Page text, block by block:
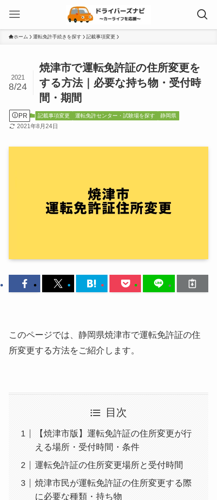
ホーム 運転免許手続きを探す 記載事項変更
焼津市で運転免許証の住所変更を
する方法｜必要な持ち物・受付時
間・期間
2021
8/24
PR 記載事項変更 運転免許センター・試験場を探す 静岡県
2021年8月24日
このページでは、静岡県焼津市で運転免許証の住
所変更する方法をご紹介します。
目次
【焼津市版】運転免許証の住所変更が行
える場所・受付時間・条件
運転免許証の住所変更場所と受付時間
焼津市民が運転免許証の住所変更する際
に必要な種類・持ち物